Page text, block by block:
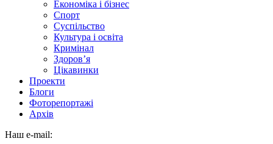
Економіка і бізнес
Спорт
Суспільство
Культура і освіта
Кримінал
Здоров’я
Цікавинки
Проекти
Блоги
Фоторепортажі
Архів
Наш e-mail: